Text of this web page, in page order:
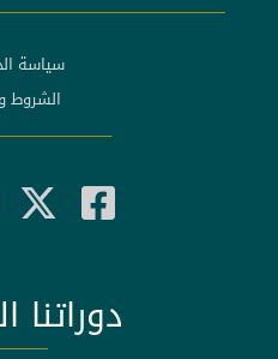
سياسة
الشروط
دوراتنا